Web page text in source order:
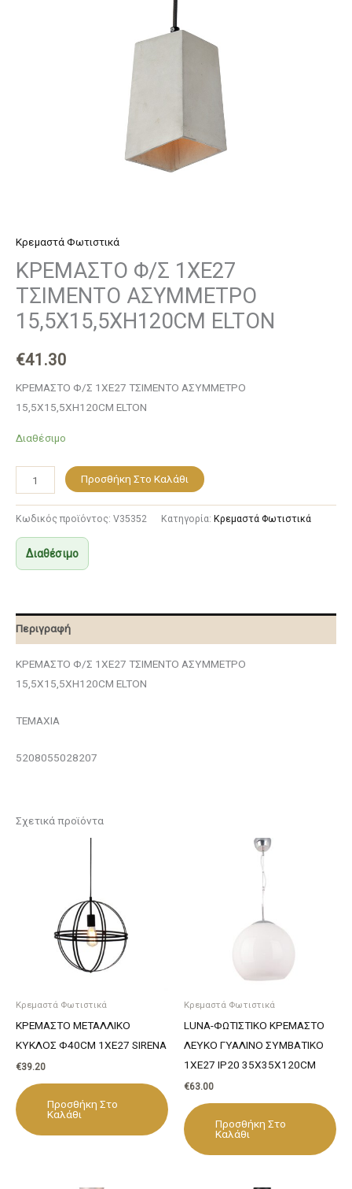
Κρεμαστά Φωτιστικά
ΚΡΕΜΑΣΤΟ Φ/Σ 1ΧΕ27
ΤΣΙΜΕΝΤΟ ΑΣΥΜΜΕΤΡΟ
15,5Χ15,5ΧΗ120CM ELTON
€41.30
ΚΡΕΜΑΣΤΟ Φ/Σ 1ΧΕ27 ΤΣΙΜΕΝΤΟ ΑΣΥΜΜΕΤΡΟ
15,5Χ15,5ΧΗ120CM ELTON
Διαθέσιμο
Προσθήκη Στο Καλάθι
Κωδικός προϊόντος: V35352 Κατηγορία: Κρεμαστά Φωτιστικά
Διαθέσιμο
Περιγραφή
ΚΡΕΜΑΣΤΟ Φ/Σ 1ΧΕ27 ΤΣΙΜΕΝΤΟ ΑΣΥΜΜΕΤΡΟ
15,5Χ15,5ΧΗ120CM ELTON
ΤΕΜΑΧΙΑ
5208055028207
Σχετικά προϊόντα
Κρεμαστά Φωτιστικά
ΚΡΕΜΑΣΤΟ ΜΕΤΑΛΛΙΚΟ
ΚΥΚΛΟΣ Φ40CM 1ΧE27 SIRENA
€39.20
Προσθήκη Στο
Καλάθι
Κρεμαστά Φωτιστικά
LUNA-ΦΩΤΙΣΤΙΚΟ ΚΡΕΜΑΣΤΟ
ΛΕΥΚΟ ΓΥΑΛΙΝΟ ΣΥΜΒΑΤΙΚΟ
1XE27 IP20 35X35X120CM
€63.00
Προσθήκη Στο
Καλάθι